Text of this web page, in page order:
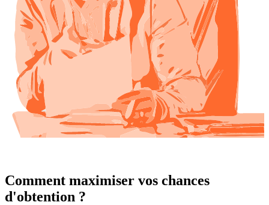
Comment maximiser vos chances
d'obtention ?